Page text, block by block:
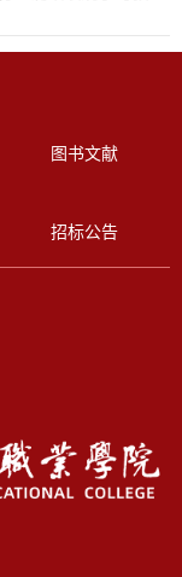
图书文献
招标公告